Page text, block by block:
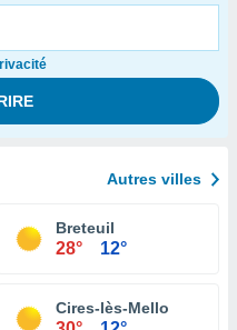
Autres villes
Breteuil
28° 12°
Cires-lès-Mello